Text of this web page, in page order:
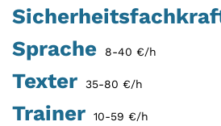
Sprache 8-40 €/h
Texter 35-80 €/h
Trainer 10-59 €/h